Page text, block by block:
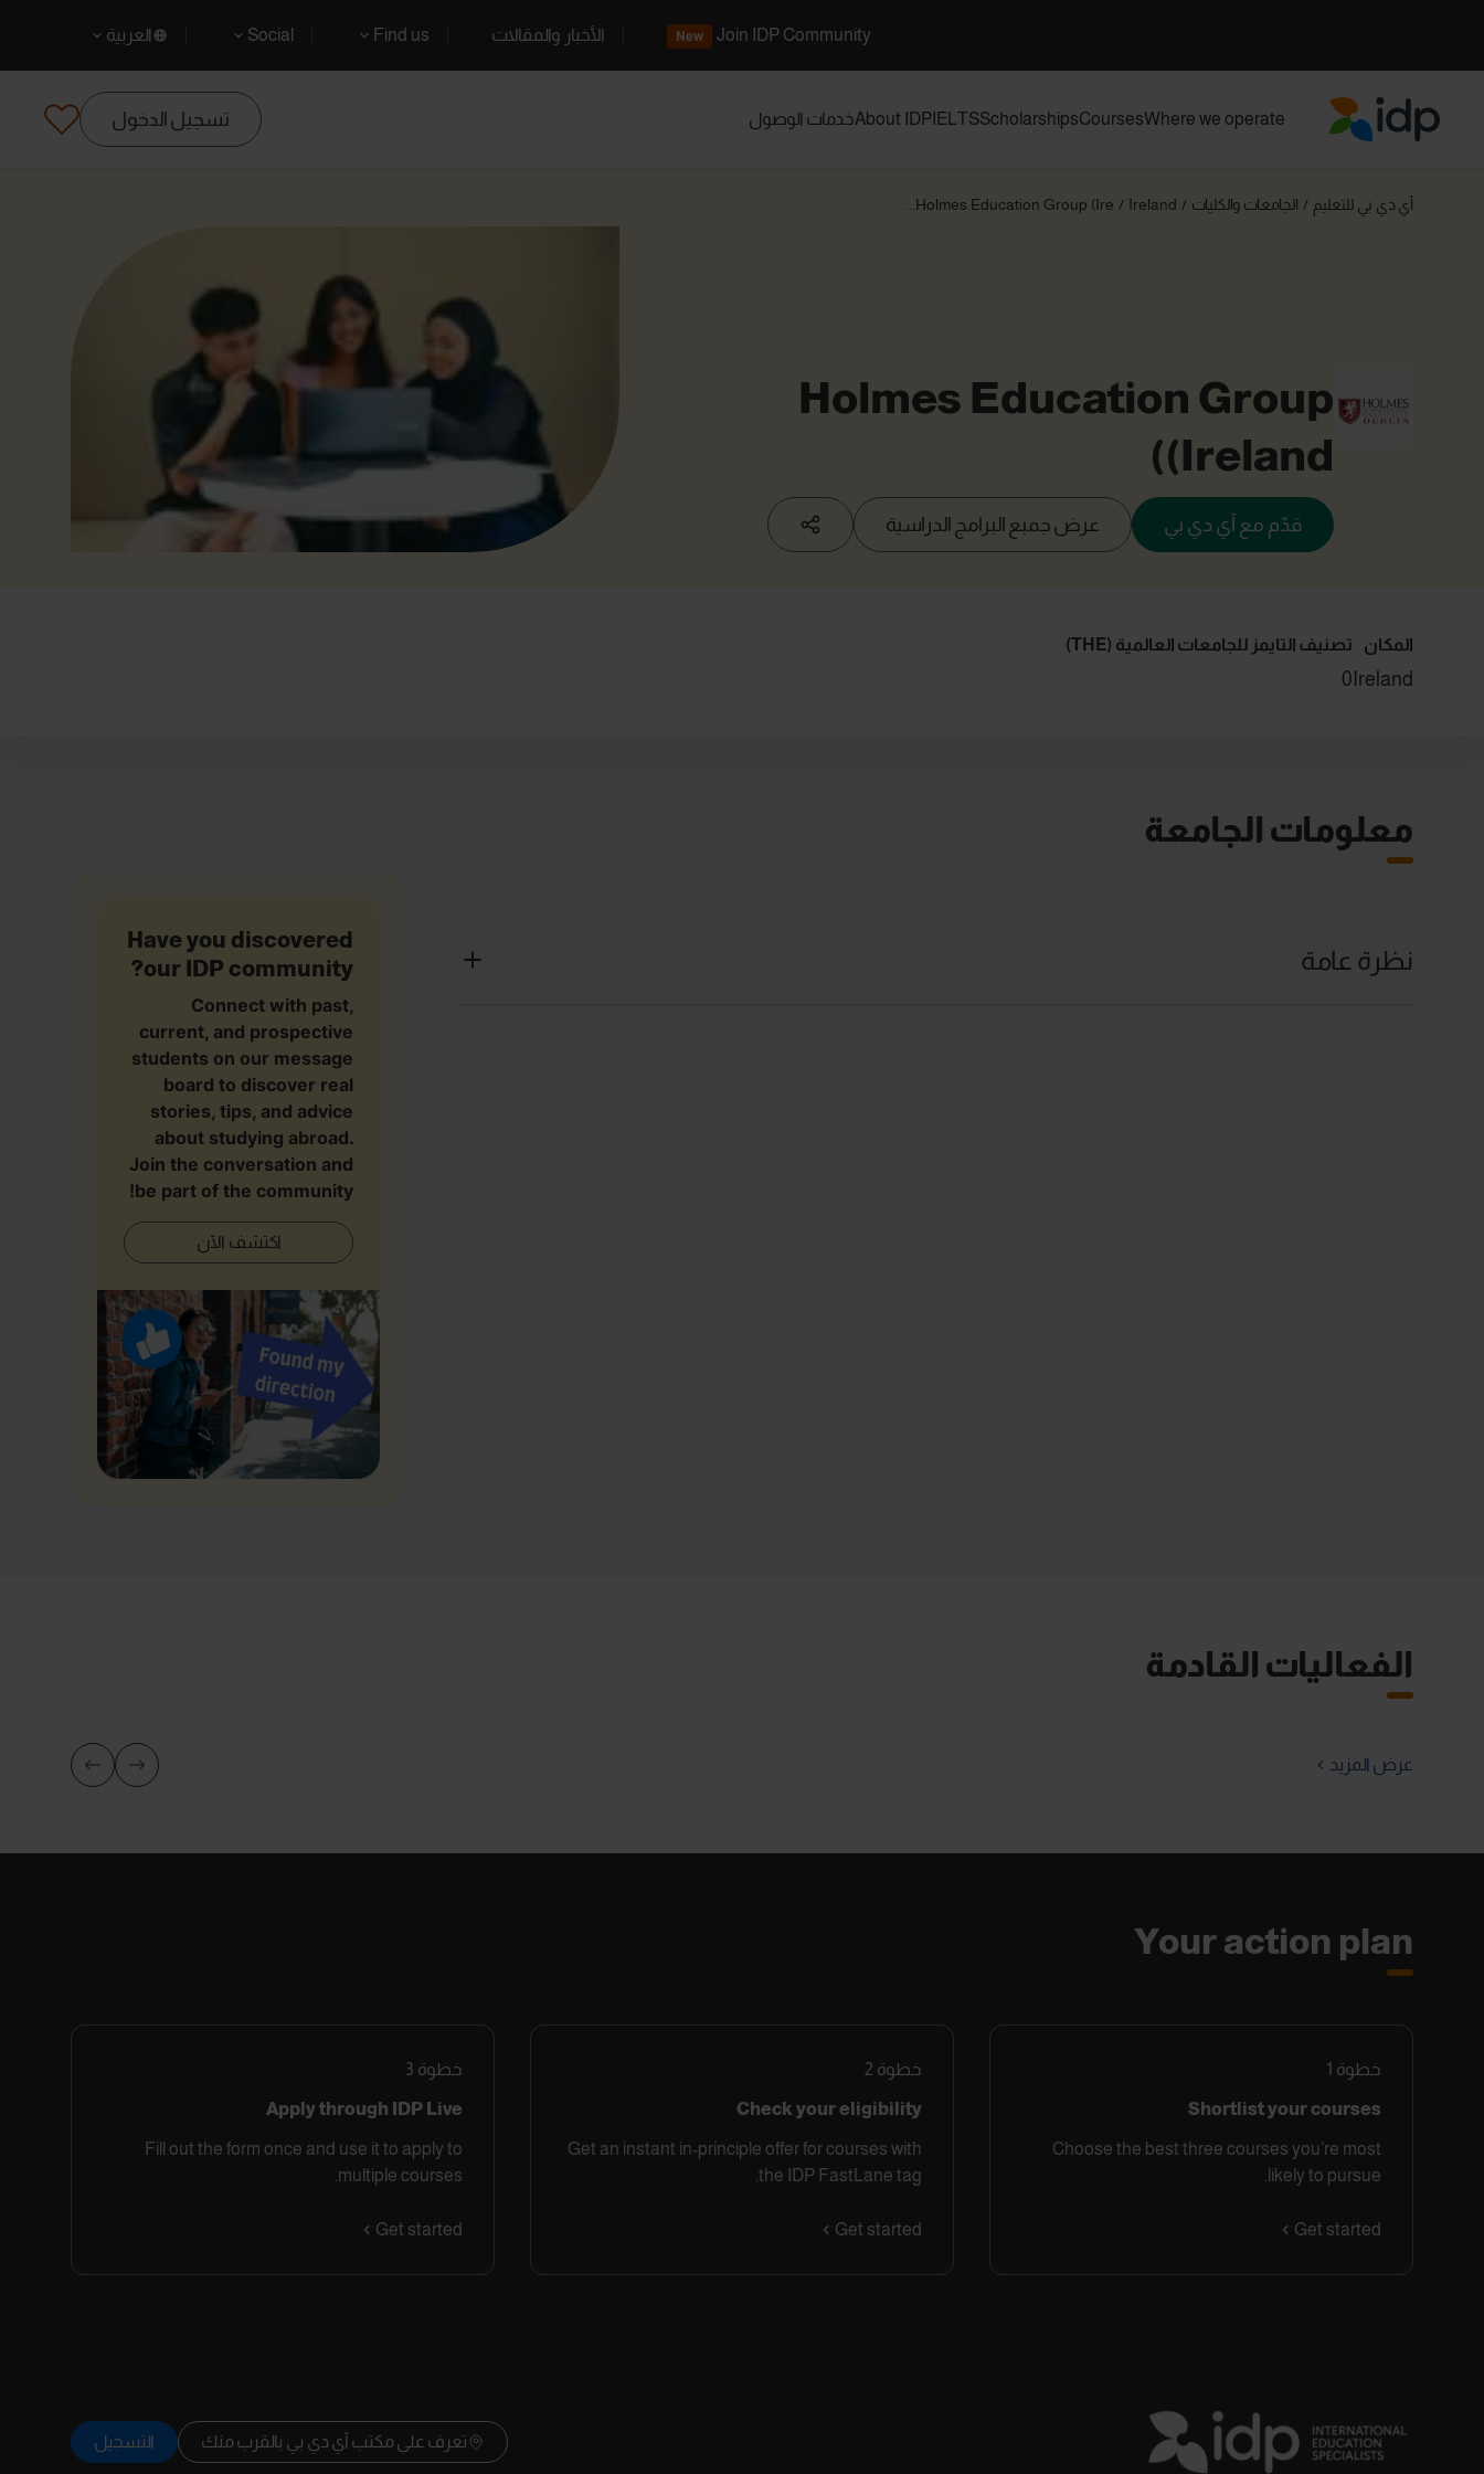
Join IDP Community
New الأخبار والمقالات Find us
Social العربية
Where we operate
Courses
Scholarships
IELTS
About IDPخدمات الوصول تسجيل الدخول
آي دي بي للتعليم / الجامعات والكليات /
Ireland
/
Holmes Education Group (Ire...
Holmes Education Group
(Ireland)
قدّم مع آي دي بي عرض جمبع البرامج الدراسية
المكان
Ireland
تصنيف التايمز للجامعات العالمية (THE)
0
معلومات الجامعة
نظرة عامة
Have you discovered
our IDP community?
Connect with past,
current, and prospective
students on our message
board to discover real
stories, tips, and advice
about studying abroad.
Join the conversation and
be part of the community!
اكتشف الآن
الفعاليات القادمة
عرض المزيد
Your action plan
خطوة 1
Shortlist your courses
Choose the best three courses you’re most
likely to pursue.
Get started
خطوة 2
Check your eligibility
Get an instant in-principle offer for courses with
the IDP FastLane tag.
Get started
خطوة 3
Apply through IDP Live
Fill out the form once and use it to apply to
multiple courses.
Get started
تعرف على مكتب آي دي بي بالقرب منك التسجيل